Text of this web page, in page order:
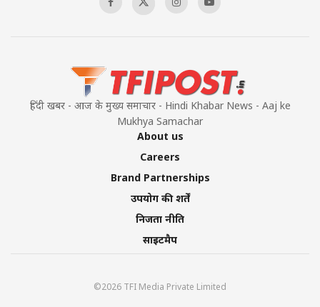
हिंदी खबर - आज के मुख्य समाचार - Hindi Khabar News - Aaj ke
Mukhya Samachar
About us
Careers
Brand Partnerships
उपयोग की शर्तें
निजता नीति
साइटमैप
©2026 TFI Media Private Limited